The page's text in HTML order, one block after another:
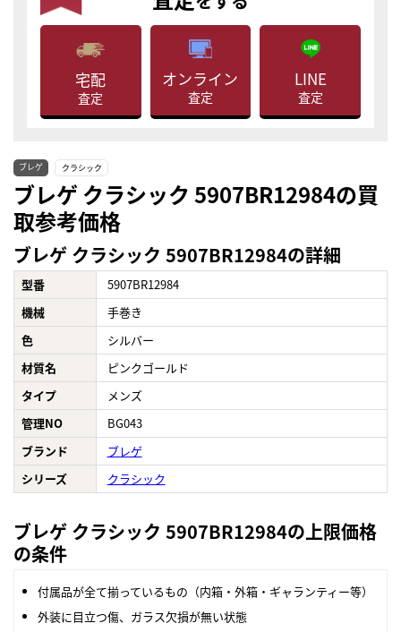
宅配
査定
オンライン
査定
LINE
査定
ブレゲ クラシック
ブレゲ クラシック 5907BR12984の買
取参考価格
ブレゲ クラシック 5907BR12984の詳細
型番
5907BR12984
機械
手巻き
色
シルバー
材質名
ピンクゴールド
タイプ
メンズ
管理NO
BG043
ブランド
ブレゲ
シリーズ
クラシック
ブレゲ クラシック 5907BR12984の上限価格
の条件
付属品が全て揃っているもの（内箱・外箱・ギャランティー等）
外装に目立つ傷、ガラス欠損が無い状態